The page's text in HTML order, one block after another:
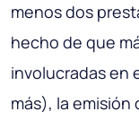
menos dos
hecho de que
involucradas en
más), la emisión